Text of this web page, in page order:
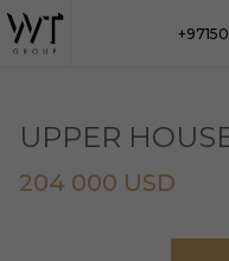
UPPER
204 000 USD